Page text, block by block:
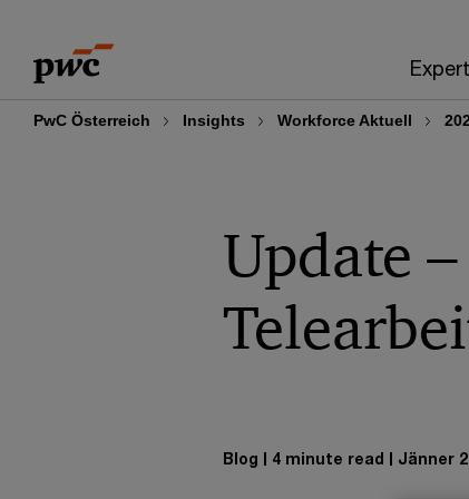
content
footer
PwC Österreich Insights Workforce Aktuell
Update
Blog 4 minute read Jänner